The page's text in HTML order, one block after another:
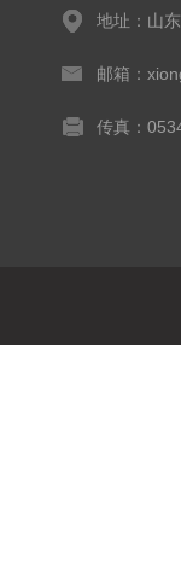
地址：山
邮箱：
传真：